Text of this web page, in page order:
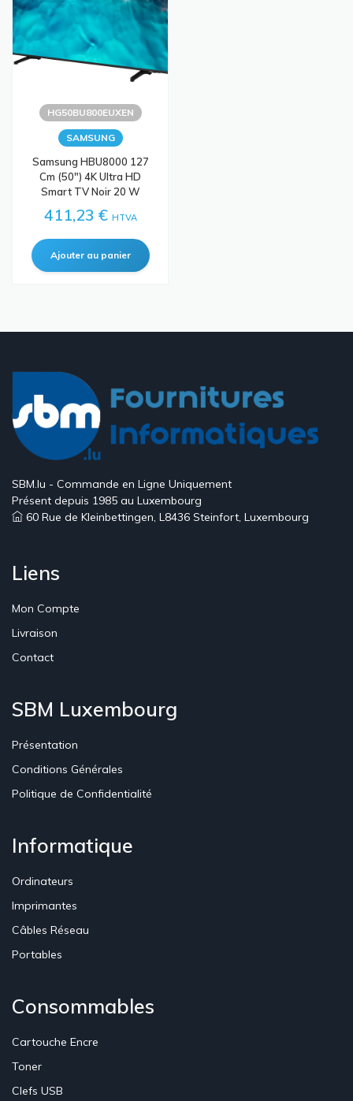
HG50BU800EUXEN
SAMSUNG
Samsung HBU8000 127
Cm (50") 4K Ultra HD
Smart TV Noir 20 W
411,23 € HTVA
SBM.lu - Commande en Ligne Uniquement
Présent depuis 1985 au Luxembourg
60 Rue de Kleinbettingen, L8436 Steinfort, Luxembourg
Liens
Mon Compte
Livraison
Contact
SBM Luxembourg
Présentation
Conditions Générales
Politique de Confidentialité
Informatique
Ordinateurs
Imprimantes
Câbles Réseau
Portables
Consommables
Cartouche Encre
Toner
Clefs USB